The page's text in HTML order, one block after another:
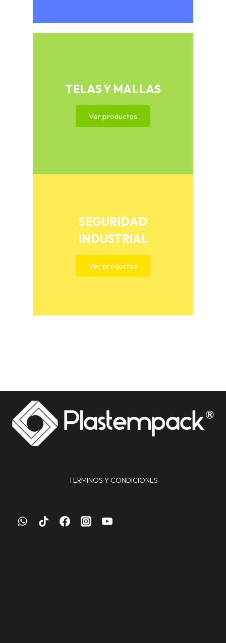
TELAS Y MALLAS
Ver productos
SEGURIDAD
INDUSTRIAL
Ver productos
TERMINOS Y CONDICIONES